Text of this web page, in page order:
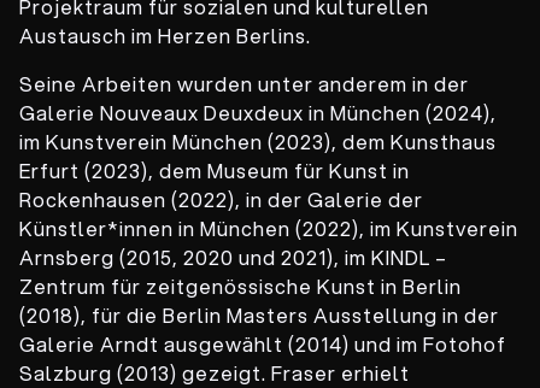
Projektraum für sozialen und kulturellen
Austausch im Herzen Berlins.
Seine Arbeiten wurden unter anderem in der
Galerie Nouveaux Deuxdeux in München (2024),
im Kunstverein München (2023), dem Kunsthaus
Erfurt (2023), dem Museum für Kunst in
Rockenhausen (2022), in der Galerie der
Künstler*innen in München (2022), im Kunstverein
Arnsberg (2015, 2020 und 2021), im KINDL –
Zentrum für zeitgenössische Kunst in Berlin
(2018), für die Berlin Masters Ausstellung in der
Galerie Arndt ausgewählt (2014) und im Fotohof
Salzburg (2013) gezeigt. Fraser erhielt